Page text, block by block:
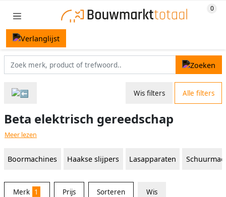
Wis filters Alle filters
Beta elektrisch gereedschap
Meer lezen
Boormachines Haakse slijpers Lasapparaten
Merk 1 Prijs Sorteren Wis